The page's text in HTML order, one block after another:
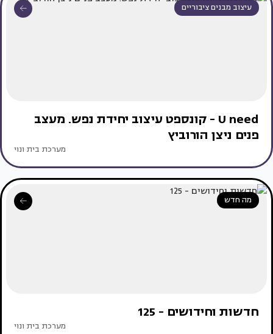
עיצוב מבנים ציבוריים
U need - קונספט עיצוב יחידת נפש. מעצב
פנים ניצן הורוביץ
מערכת בית ונוי
מה חדש
חדשות וחידושים - 125
מערכת בית ונוי